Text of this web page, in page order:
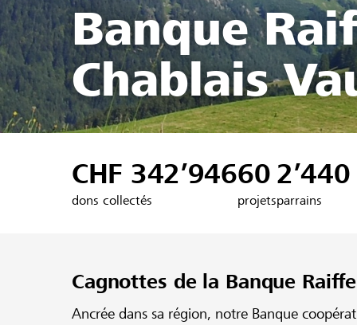
Banque
Chablais
CHF 342’946
dons collectés
60
projets
2’440
parrains
Cagnottes de la Banque
Ancrée dans sa région, notre Banque